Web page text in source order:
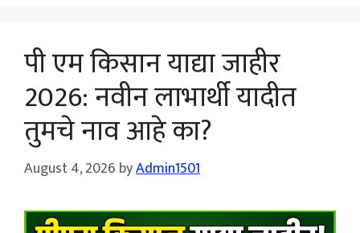
पी एम किसान याद्या जाहीर
2026: नवीन लाभार्थी यादीत
तुमचे नाव आहे का?
August 4, 2026 byAdmin1501